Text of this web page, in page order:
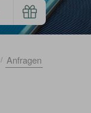
Anfragen